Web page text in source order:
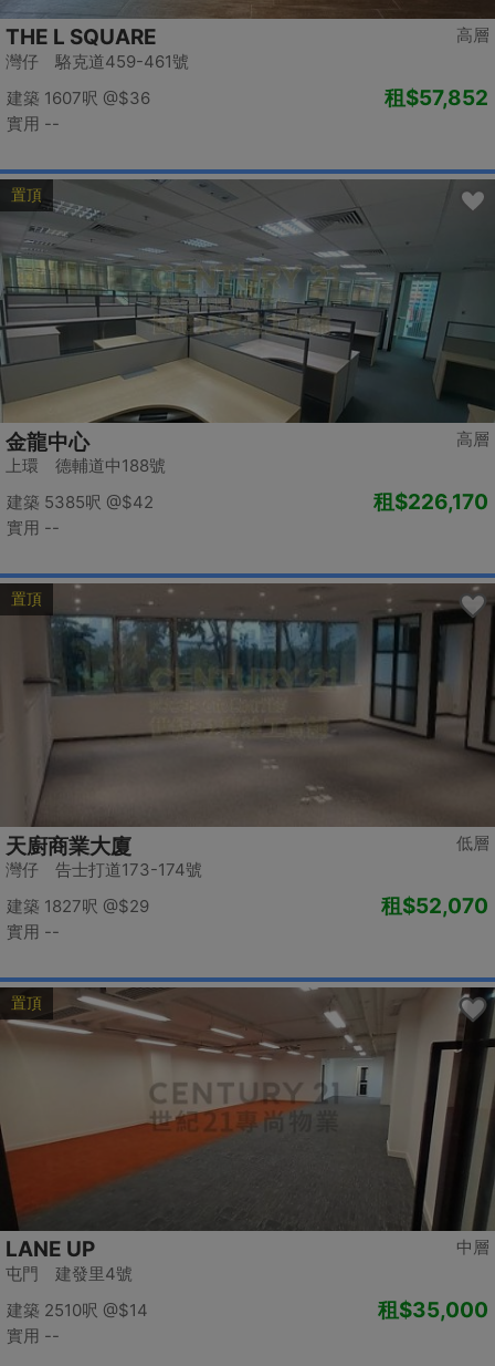
高層
THE L SQUARE
灣仔 駱克道459-461號
建築 1607呎 @$36
實用 --
租$57,852
置頂
高層
金龍中心
上環 德輔道中188號
建築 5385呎 @$42
實用 --
租$226,170
置頂
低層
天廚商業大廈
灣仔 告士打道173-174號
建築 1827呎 @$29
實用 --
租$52,070
置頂
中層
LANE UP
屯門 建發里4號
建築 2510呎 @$14
實用 --
租$35,000